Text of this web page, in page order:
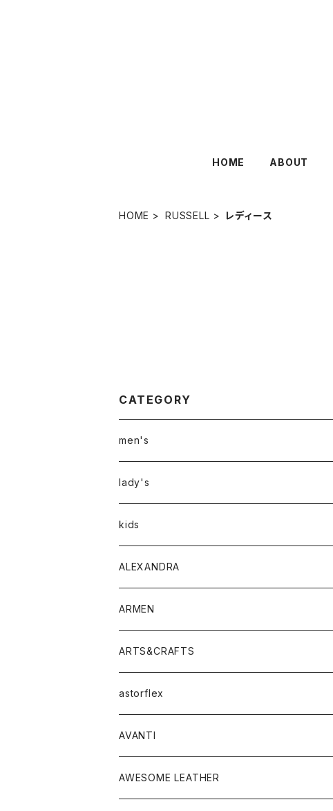
HOME ABOUT
HOME RUSSELL レディース
CATEGORY
men's
アウター
トップス
Tシャツ
シャツ
ボトムス
lady's
アウター
トップス
Tシャツ・カットソー
シャツ・ブラウス
ボトムス
パンツ
スカート
ワンピース・オールインワン
バッグ
シューズ
アクセサリー
kids
ALEXANDRA
ARMEN
アウター
コート
ジャケット
トップス
ベスト
シャツ
ワンピース
ボトム
ARTS&CRAFTS
アクセサリー
ウォレット
バッグ
astorflex
グッズ
靴
AVANTI
シャツ
AWESOME LEATHER